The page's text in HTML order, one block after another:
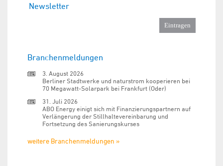
Newsletter
Branchenmeldungen
3. August 2026
Berliner Stadtwerke und naturstrom kooperieren bei
70 Megawatt-Solarpark bei Frankfurt (Oder)
31. Juli 2026
ABO Energy einigt sich mit Finanzierungspartnern auf
Verlängerung der Stillhaltevereinbarung und
Fortsetzung des Sanierungskurses
weitere Branchenmeldungen »